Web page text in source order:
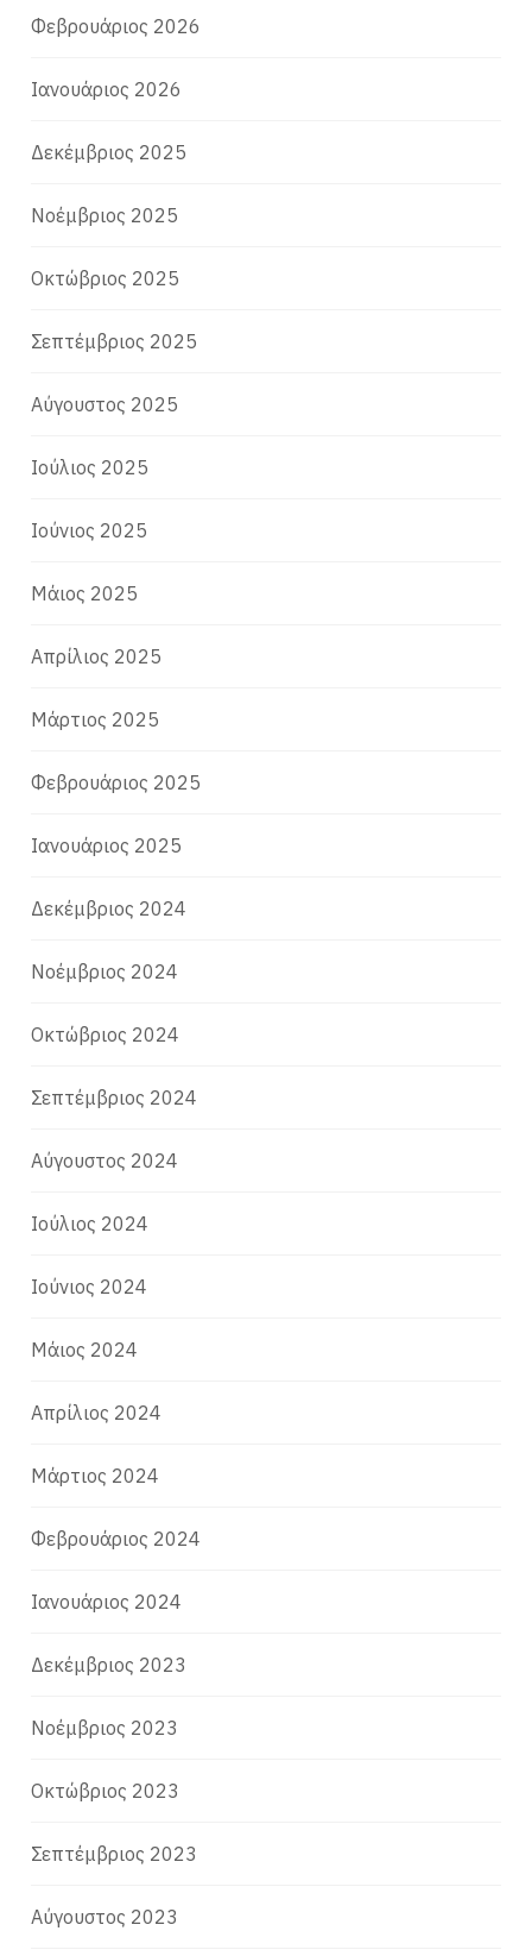
Φεβρουάριος 2026
Ιανουάριος 2026
Δεκέμβριος 2025
Νοέμβριος 2025
Οκτώβριος 2025
Σεπτέμβριος 2025
Αύγουστος 2025
Ιούλιος 2025
Ιούνιος 2025
Μάιος 2025
Απρίλιος 2025
Μάρτιος 2025
Φεβρουάριος 2025
Ιανουάριος 2025
Δεκέμβριος 2024
Νοέμβριος 2024
Οκτώβριος 2024
Σεπτέμβριος 2024
Αύγουστος 2024
Ιούλιος 2024
Ιούνιος 2024
Μάιος 2024
Απρίλιος 2024
Μάρτιος 2024
Φεβρουάριος 2024
Ιανουάριος 2024
Δεκέμβριος 2023
Νοέμβριος 2023
Οκτώβριος 2023
Σεπτέμβριος 2023
Αύγουστος 2023